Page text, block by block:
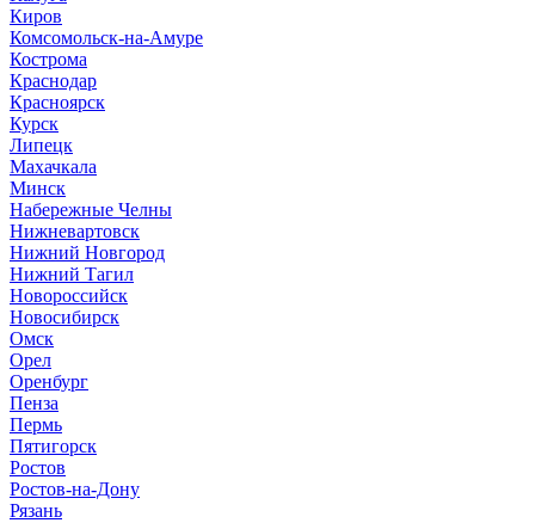
Киров
Комсомольск-на-Амуре
Кострома
Краснодар
Красноярск
Курск
Липецк
Махачкала
Минск
Набережные Челны
Нижневартовск
Нижний Новгород
Нижний Тагил
Новороссийск
Новосибирск
Омск
Орел
Оренбург
Пенза
Пермь
Пятигорск
Ростов
Ростов-на-Дону
Рязань